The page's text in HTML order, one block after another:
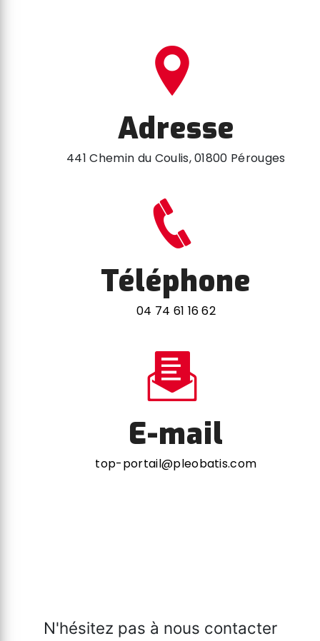
Adresse
441 Chemin du Coulis, 01800 Pérouges
Téléphone
04 74 61 16 62
E-mail
top-portail@pleobatis.com
N'hésitez pas à nous contacter